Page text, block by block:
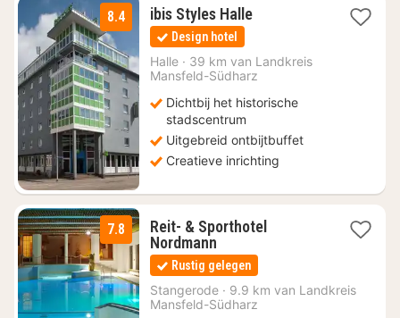
8.4 ibis Styles Halle2
€
71,76
Design hotel
Halle · 39 km van Landkreis
Mansfeld-Südharz
Dichtbij het historische
stadscentrum
Uitgebreid ontbijtbuffet
Creatieve inrichting
7.8
Reit- & Sporthotel
Nordmann1
nacht
vanaf
€
144
Rustig gelegen
Stangerode · 9.9 km van Landkreis
Mansfeld-Südharz